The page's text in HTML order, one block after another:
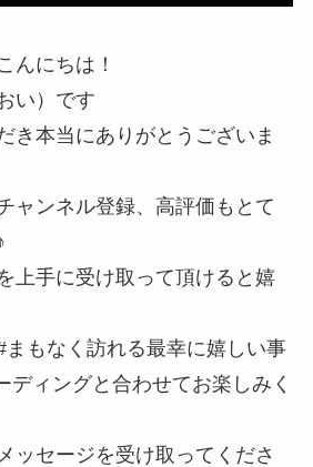
んにちは！
い）です
き本当にありがとうございま
ャンネル登録、高評価もとて
上手に受け取って頂けると嬉
もなく訪れる最幸に嬉しい事
ディングと合わせてお楽しみく
ッセージを受け取ってくださ